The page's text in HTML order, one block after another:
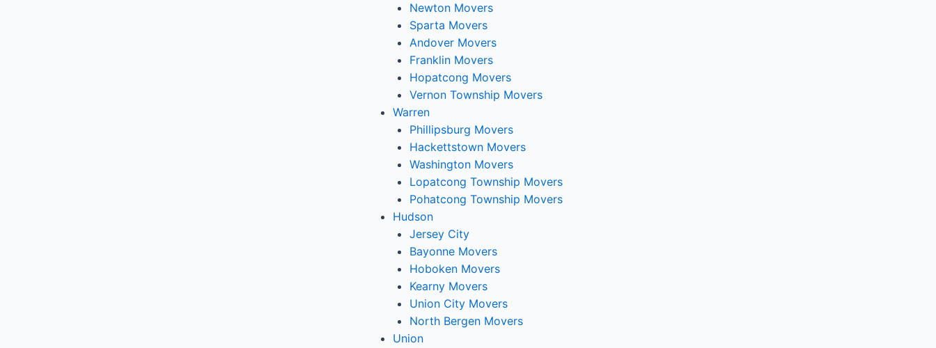
Newton Movers
Sparta Movers
Andover Movers
Franklin Movers
Hopatcong Movers
Vernon Township Movers
Warren
Phillipsburg Movers
Hackettstown Movers
Washington Movers
Lopatcong Township Movers
Pohatcong Township Movers
Hudson
Jersey City
Bayonne Movers
Hoboken Movers
Kearny Movers
Union City Movers
North Bergen Movers
Union